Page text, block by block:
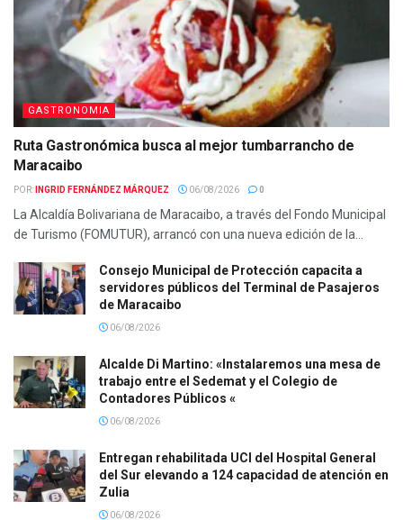
GASTRONOMIA
Ruta Gastronómica busca al mejor tumbarrancho de
Maracaibo
POR: INGRID FERNÁNDEZ MÁRQUEZ 06/08/2026 0
La Alcaldía Bolivariana de Maracaibo, a través del Fondo Municipal
de Turismo (FOMUTUR), arrancó con una nueva edición de la...
Consejo Municipal de Protección capacita a
servidores públicos del Terminal de Pasajeros
de Maracaibo
06/08/2026
Alcalde Di Martino: «Instalaremos una mesa de
trabajo entre el Sedemat y el Colegio de
Contadores Públicos «
06/08/2026
Entregan rehabilitada UCI del Hospital General
del Sur elevando a 124 capacidad de atención en
Zulia
06/08/2026